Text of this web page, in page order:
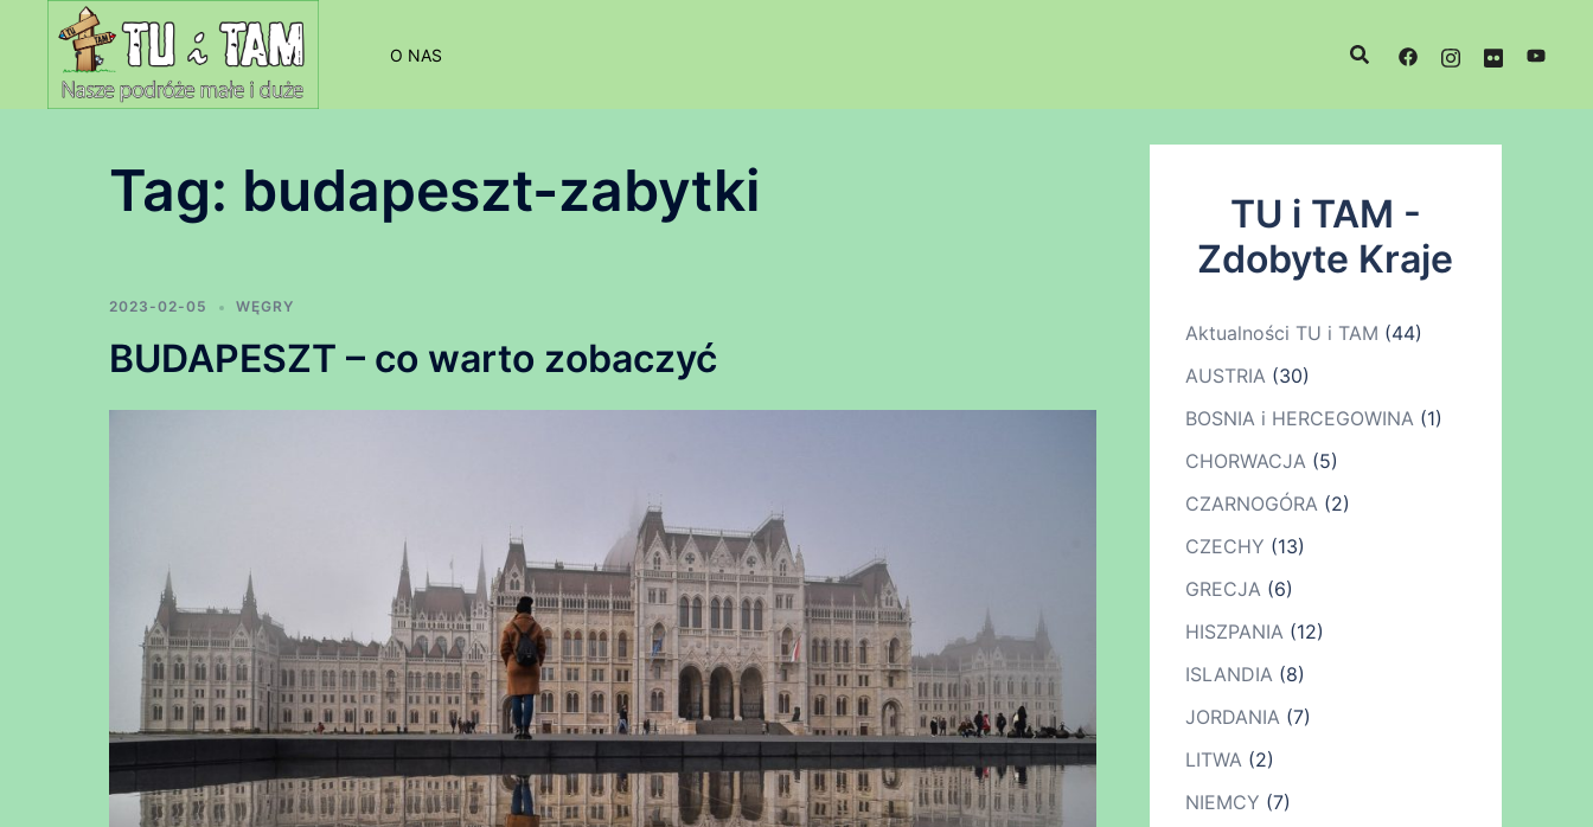
O NAS
Tag: budapeszt-zabytki
2023-02-05 WĘGRY
BUDAPESZT – co warto zobaczyć
TU i TAM -
Zdobyte Kraje
Aktualności TU i TAM (44)
AUSTRIA(30)
BOSNIA i HERCEGOWINA(1)
CHORWACJA(5)
CZARNOGÓRA(2)
CZECHY (13)
GRECJA(6)
HISZPANIA(12)
ISLANDIA(8)
JORDANIA(7)
LITWA(2)
NIEMCY (7)